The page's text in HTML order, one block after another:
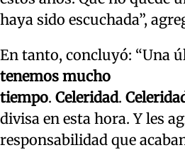
haya sido escuchada”,
En tanto, concluyó: “Una
tenemos mucho
tiempo. Celeridad.
divisa en esta hora. Y les
responsabilidad que